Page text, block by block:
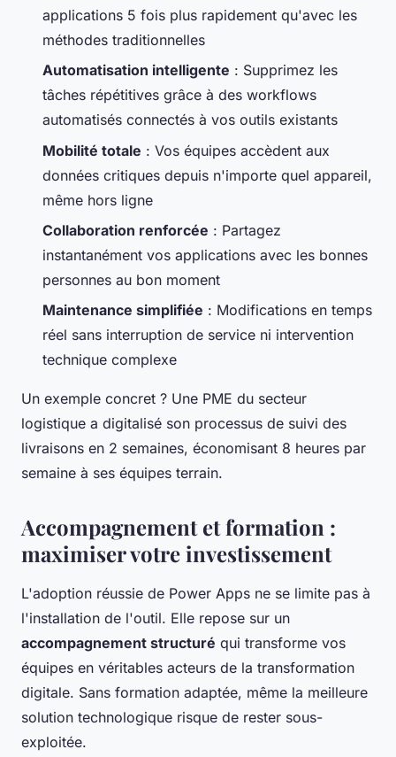
applications 5 fois plus rapidement qu'avec les
méthodes traditionnelles
Automatisation intelligente : Supprimez les
tâches répétitives grâce à des workflows
automatisés connectés à vos outils existants
Mobilité totale : Vos équipes accèdent aux
données critiques depuis n'importe quel appareil,
même hors ligne
Collaboration renforcée : Partagez
instantanément vos applications avec les bonnes
personnes au bon moment
Maintenance simplifiée : Modifications en temps
réel sans interruption de service ni intervention
technique complexe
Un exemple concret ? Une PME du secteur
logistique a digitalisé son processus de suivi des
livraisons en 2 semaines, économisant 8 heures par
semaine à ses équipes terrain.
Accompagnement et formation :
maximiser votre investissement
L'adoption réussie de Power Apps ne se limite pas à
l'installation de l'outil. Elle repose sur un
accompagnement structuré qui transforme vos
équipes en véritables acteurs de la transformation
digitale. Sans formation adaptée, même la meilleure
solution technologique risque de rester sous-
exploitée.